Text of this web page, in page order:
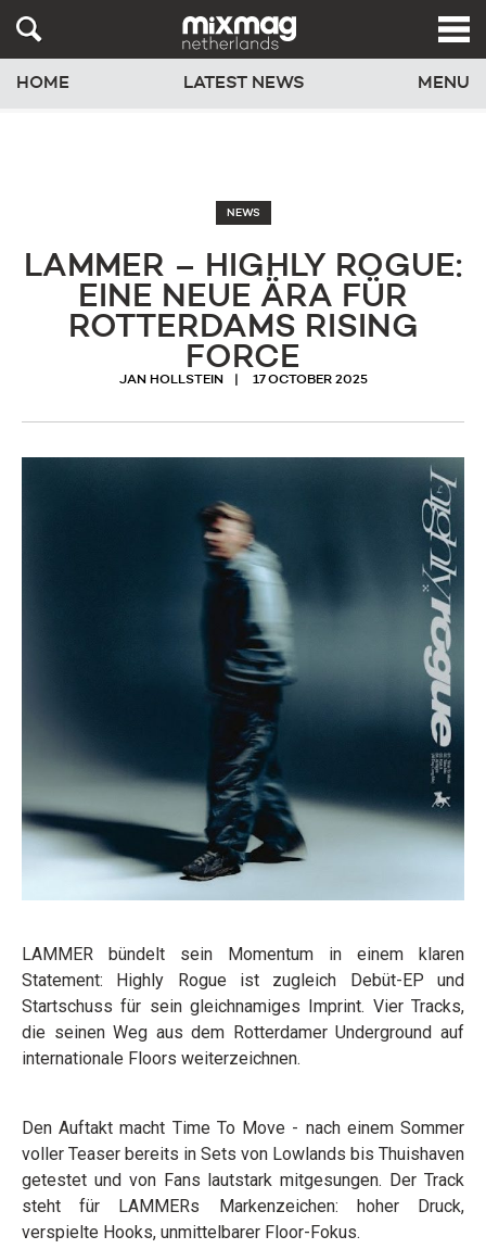
HOME LATEST NEWS MENU
NEWS
LAMMER – HIGHLY ROGUE:
EINE NEUE ÄRA FÜR
ROTTERDAMS RISING
FORCE
JAN HOLLSTEIN 17 OCTOBER 2025
LAMMER bündelt sein Momentum in einem klaren
Statement: Highly Rogue ist zugleich Debüt-EP und
Startschuss für sein gleichnamiges Imprint. Vier Tracks,
die seinen Weg aus dem Rotterdamer Underground auf
internationale Floors weiterzeichnen.
Den Auftakt macht Time To Move - nach einem Sommer
voller Teaser bereits in Sets von Lowlands bis Thuishaven
getestet und von Fans lautstark mitgesungen. Der Track
steht für LAMMERs Markenzeichen: hoher Druck,
verspielte Hooks, unmittelbarer Floor-Fokus.